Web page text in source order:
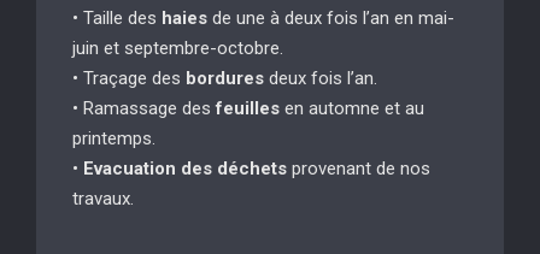
• Taille des haies de une à deux fois l’an en mai-
juin et septembre-octobre.
• Traçage des bordures deux fois l’an.
• Ramassage desfeuilles en automne et au
printemps.
• Evacuation des déchets provenant de nos
travaux.